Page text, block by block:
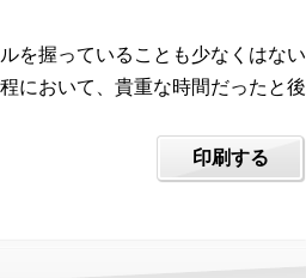
を握っていることも少なくはない
において、貴重な時間だったと後
印刷する